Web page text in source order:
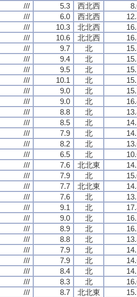
/// 5.3 西北西
/// 6.0 西北西
/// 10.3 北北西
/// 10.6 北北西
/// 9.7 北
/// 9.4 北
/// 9.5 北
/// 10.1 北
/// 9.0 北
/// 9.0 北
/// 8.8 北
/// 8.5 北
/// 7.9 北
/// 8.2 北
/// 6.5 北
/// 7.6 北北東
/// 7.9 北
/// 7.7 北北東
/// 7.6 北
/// 9.1 北
/// 9.0 北
/// 8.9 北
/// 8.8 北
/// 7.9 北
/// 7.9 北
/// 8.4 北
/// 8.3 北
/// 8.7 北北東